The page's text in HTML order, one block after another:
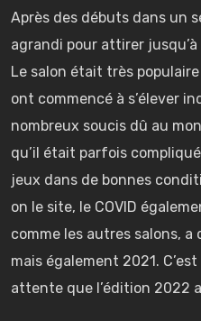
Après des débuts dans un
agrandi pour attirer
Le salon était très
ont commencé à s’élever
nombreux soucis dû au
qu’il était parfois
jeux dans de bonnes
on le site, le COVID
comme les autres salons, a
mais également 2021.
attente que l’édition 2022